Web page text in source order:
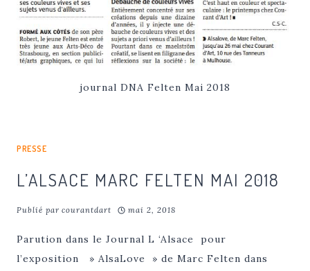
journal DNA Felten Mai 2018
PRESSE
L’ALSACE MARC FELTEN MAI 2018
Publié par courantdart mai 2, 2018
Parution dans le Journal L ‘Alsace pour
l’exposition » AlsaLove » de Marc Felten dans